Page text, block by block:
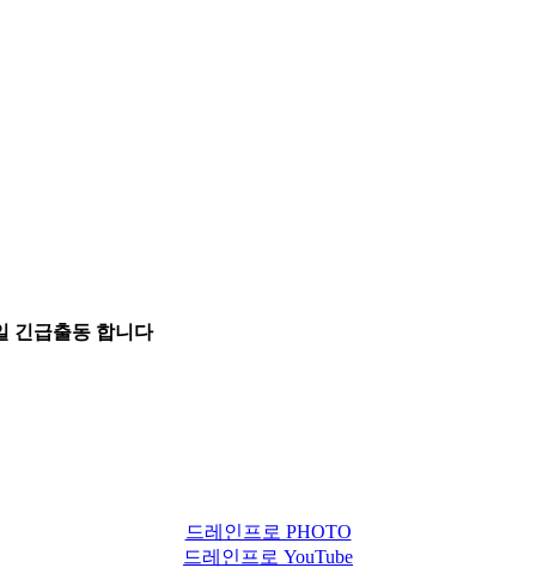
긴급출동 합니다
드레인프로 PHOTO
드레인프로 YouTube